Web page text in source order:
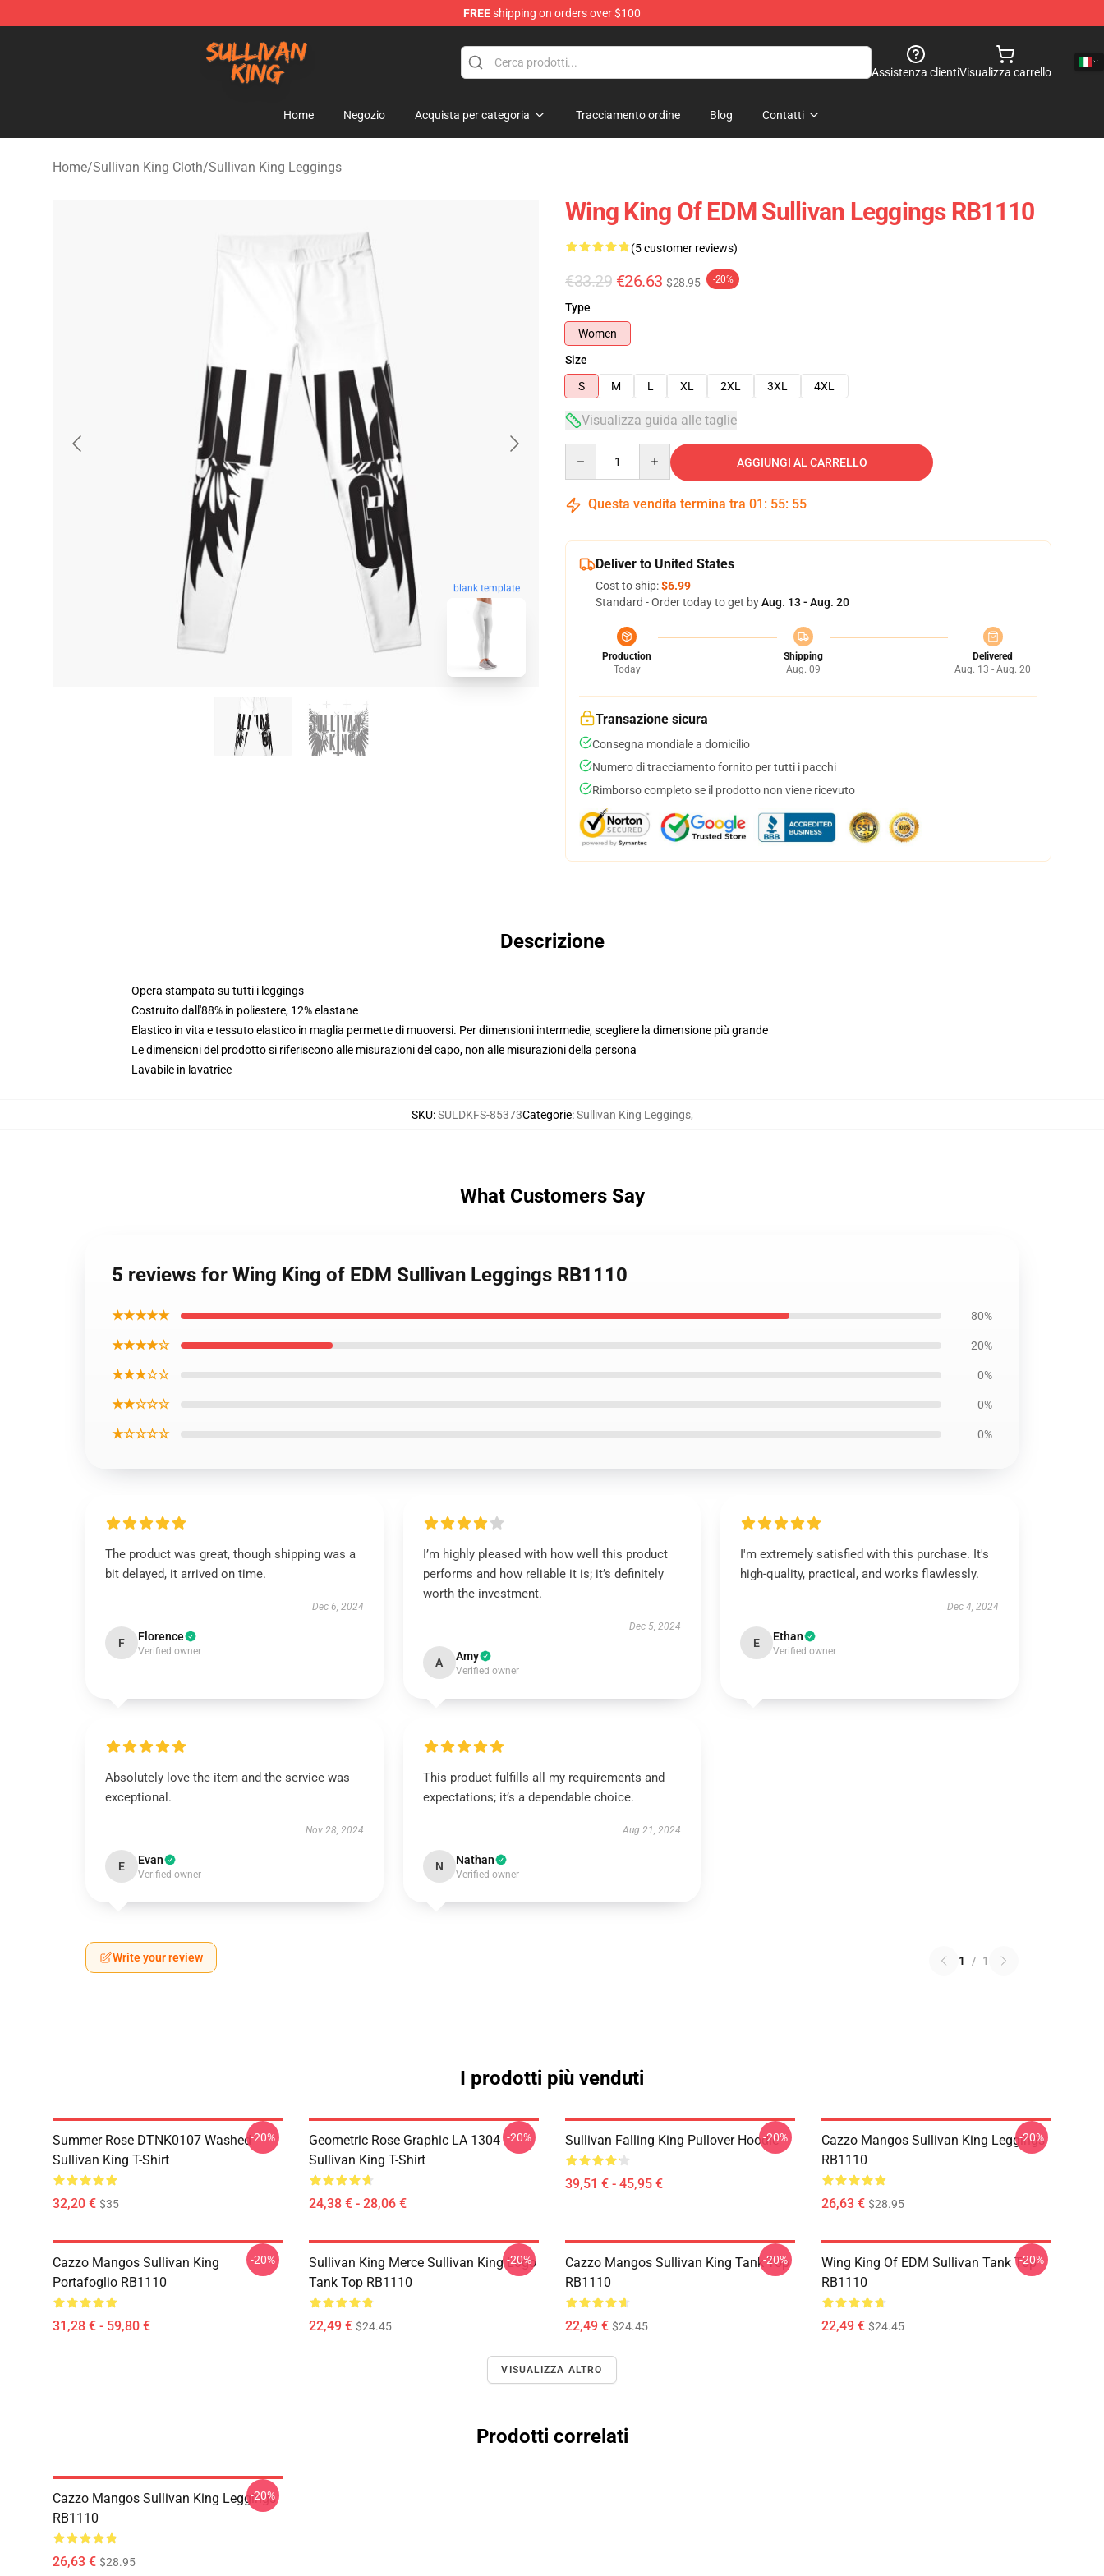
FREEshipping on orders over $100
Sullivan King Shop - Official Sullivan King Merchandise Store
Assistenza clientiVisualizza carrello
Home Negozio Acquista per categoria Tracciamento ordine Blog Contatti
Home/Sullivan King Cloth/Sullivan King Leggings
blank template
Wing King Of EDM Sullivan Leggings RB1110
(5 customer reviews)
€33.29 €26.63 $28.95 -20%
Type
Women
Size
S
M L XL 2XL 3XL 4XL
Visualizza guida alle taglie
AGGIUNGI AL CARRELLO
Questa vendita termina tra 01 : 55: 54
Deliver to United States
Cost to ship:$6.99
Standard - Order today to get byAug. 13 - Aug. 20
Production
Today
Shipping
Aug. 09
Delivered
Aug. 13 - Aug. 20
Transazione sicura
Consegna mondiale a domicilio
Numero di tracciamento fornito per tutti i pacchi
Rimborso completo se il prodotto non viene ricevuto
Descrizione
Opera stampata su tutti i leggings
Costruito dall'88% in poliestere, 12% elastane
Elastico in vita e tessuto elastico in maglia permette di muoversi. Per dimensioni intermedie, scegliere la dimensione più grande
Le dimensioni del prodotto si riferiscono alle misurazioni del capo, non alle misurazioni della persona
Lavabile in lavatrice
SKU:SULDKFS-85373Categorie:Sullivan King Leggings,
What Customers Say
5 reviews for Wing King of EDM Sullivan Leggings RB1110
★★★★★ 80%
★★★★☆ 20%
★★★☆☆ 0%
★★☆☆☆ 0%
★☆☆☆☆ 0%
The product was great, though shipping was a
bit delayed, it arrived on time.
Dec 6, 2024
F Florence
Verified owner
I’m highly pleased with how well this product
performs and how reliable it is; it’s definitely
worth the investment.
Dec 5, 2024
A Amy
Verified owner
I'm extremely satisfied with this purchase. It's
high-quality, practical, and works flawlessly.
Dec 4, 2024
E Ethan
Verified owner
Absolutely love the item and the service was
exceptional.
Nov 28, 2024
E Evan
Verified owner
This product fulfills all my requirements and
expectations; it’s a dependable choice.
Aug 21, 2024
N Nathan
Verified owner
Write your review 1 / 1
I prodotti più venduti
Summer Rose DTNK0107 Washed
Sullivan King T-Shirt
32,20 € $35
-20%
Geometric Rose Graphic LA 1304
Sullivan King T-Shirt
24,38 € - 28,06 €
-20% Sullivan Falling King Pullover Hoodie
39,51 € - 45,95 €
-20%
Cazzo Mangos Sullivan King Leggings
RB1110
26,63 € $28.95
-20%
Cazzo Mangos Sullivan King
Portafoglio RB1110
31,28 € - 59,80 €
-20%
Sullivan King Merce Sullivan King Logo
Tank Top RB1110
22,49 € $24.45
-20%
Cazzo Mangos Sullivan King Tank Top
RB1110
22,49 € $24.45
-20%
Wing King Of EDM Sullivan Tank Top
RB1110
22,49 € $24.45
-20%
VISUALIZZA ALTRO
Prodotti correlati
Cazzo Mangos Sullivan King Leggings
RB1110
26,63 € $28.95
-20%